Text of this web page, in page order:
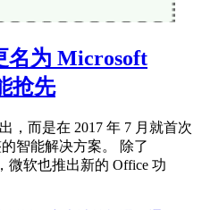
名为 Microsoft
抢先
，而是在 2017 年 7 月就首次
智能解决方案。 除了
微软也推出新的 Office 功